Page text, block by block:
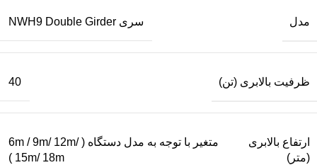
مدل سری NWH9 Double Girder
ظرفیت بالابری (تن) 40
ارتفاع بالابری
(متر)
متغیر با توجه به مدل دستگاه ( 6m / 9m/ 12m/
15m/ 18m )